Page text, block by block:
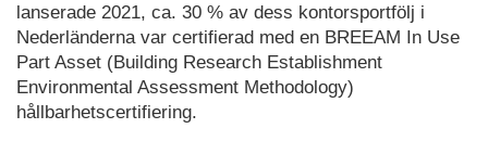
lanserade 2021, ca. 30 % av dess kontorsportfölj i
Nederländerna var certifierad med en BREEAM In Use
Part Asset (Building Research Establishment
Environmental Assessment Methodology)
hållbarhetscertifiering.